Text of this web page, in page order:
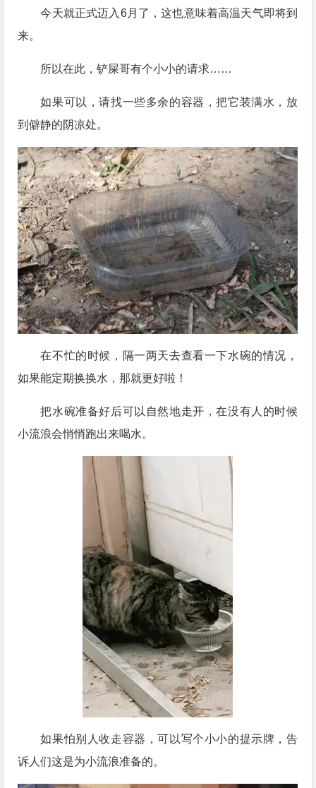
今天就正式迈入6月了，这也意味着高温天气即将到
来。
所以在此，铲屎哥有个小小的请求……
如果可以，请找一些多余的容器，把它装满水，放
到僻静的阴凉处。
在不忙的时候，隔一两天去查看一下水碗的情况，
如果能定期换换水，那就更好啦！
把水碗准备好后可以自然地走开，在没有人的时候
小流浪会悄悄跑出来喝水。
如果怕别人收走容器，可以写个小小的提示牌，告
诉人们这是为小流浪准备的。